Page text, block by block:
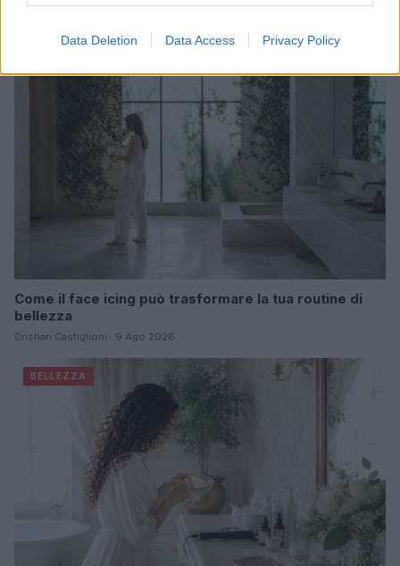
Data Deletion Data Access Privacy Policy
Come il face icing può trasformare la tua routine di
bellezza
Cristian Castiglioni · 9 Ago 2026
BELLEZZA